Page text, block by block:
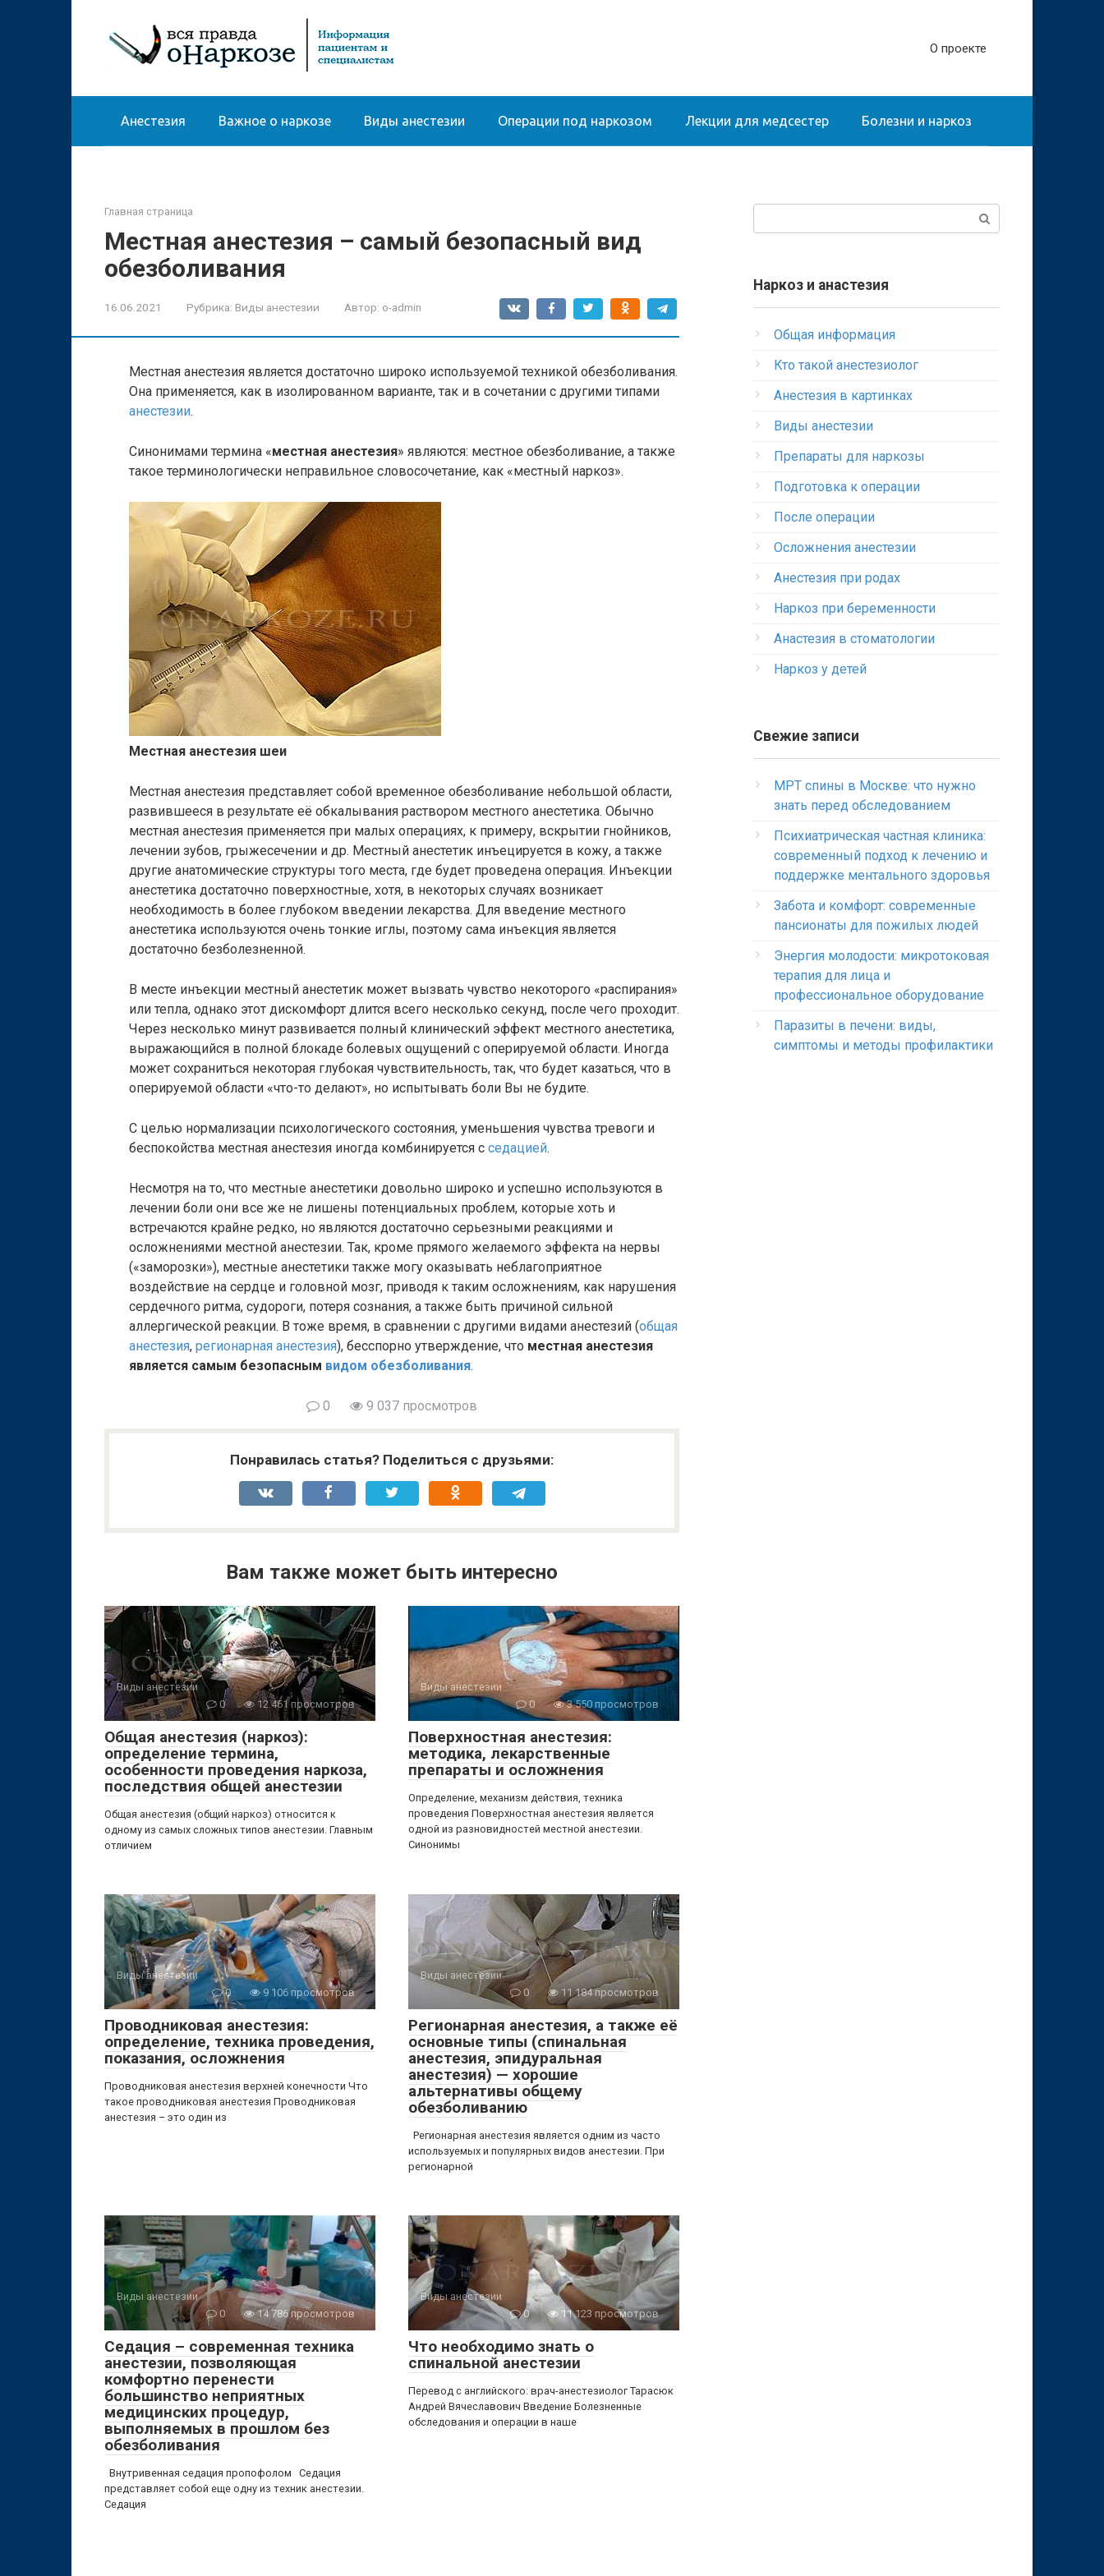
О проекте
Анестезия Важное о наркозе Виды анестезии Операции под наркозом Лекции для медсестер Болезни и наркоз
Главная страница
Местная анестезия – самый безопасный вид
обезболивания
16.06.2021 Рубрика: Виды анестезии Автор: o-admin
Местная анестезия является достаточно широко используемой техникой обезболивания.
Она применяется, как в изолированном варианте, так и в сочетании с другими типами
анестезии.
Синонимами термина «местная анестезия» являются: местное обезболивание, а также
такое терминологически неправильное словосочетание, как «местный наркоз».
Местная анестезия шеи
Местная анестезия представляет собой временное обезболивание небольшой области,
развившееся в результате её обкалывания раствором местного анестетика. Обычно
местная анестезия применяется при малых операциях, к примеру, вскрытии гнойников,
лечении зубов, грыжесечении и др. Местный анестетик инъецируется в кожу, а также
другие анатомические структуры того места, где будет проведена операция. Инъекции
анестетика достаточно поверхностные, хотя, в некоторых случаях возникает
необходимость в более глубоком введении лекарства. Для введение местного
анестетика используются очень тонкие иглы, поэтому сама инъекция является
достаточно безболезненной.
В месте инъекции местный анестетик может вызвать чувство некоторого «распирания»
или тепла, однако этот дискомфорт длится всего несколько секунд, после чего проходит.
Через несколько минут развивается полный клинический эффект местного анестетика,
выражающийся в полной блокаде болевых ощущений с оперируемой области. Иногда
может сохраниться некоторая глубокая чувствительность, так, что будет казаться, что в
оперируемой области «что-то делают», но испытывать боли Вы не будите.
С целью нормализации психологического состояния, уменьшения чувства тревоги и
беспокойства местная анестезия иногда комбинируется с седацией.
Несмотря на то, что местные анестетики довольно широко и успешно используются в
лечении боли они все же не лишены потенциальных проблем, которые хоть и
встречаются крайне редко, но являются достаточно серьезными реакциями и
осложнениями местной анестезии. Так, кроме прямого желаемого эффекта на нервы
(«заморозки»), местные анестетики также могу оказывать неблагоприятное
воздействие на сердце и головной мозг, приводя к таким осложнениям, как нарушения
сердечного ритма, судороги, потеря сознания, а также быть причиной сильной
аллергической реакции. В тоже время, в сравнении с другими видами анестезий (общая
анестезия, регионарная анестезия), бесспорно утверждение, что местная анестезия
является самым безопасным видом обезболивания.
0 9 037 просмотров
Понравилась статья? Поделиться с друзьями:
Вам также может быть интересно
Виды анестезии
0
12 461 просмотров
Общая анестезия (наркоз):
определение термина,
особенности проведения наркоза,
последствия общей анестезии
Общая анестезия (общий наркоз) относится к
одному из самых сложных типов анестезии. Главным
отличием
Виды анестезии
0
3 550 просмотров
Поверхностная анестезия:
методика, лекарственные
препараты и осложнения
Определение, механизм действия, техника
проведения Поверхностная анестезия является
одной из разновидностей местной анестезии.
Синонимы
Виды анестезии
0
9 106 просмотров
Проводниковая анестезия:
определение, техника проведения,
показания, осложнения
Проводниковая анестезия верхней конечности Что
такое проводниковая анестезия Проводниковая
анестезия – это один из
Виды анестезии
0
11 184 просмотров
Регионарная анестезия, а также её
основные типы (спинальная
анестезия, эпидуральная
анестезия) — хорошие
альтернативы общему
обезболиванию
Регионарная анестезия является одним из часто
используемых и популярных видов анестезии. При
регионарной
Виды анестезии
0
14 786 просмотров
Седация – современная техника
анестезии, позволяющая
комфортно перенести
большинство неприятных
медицинских процедур,
выполняемых в прошлом без
обезболивания
Внутривенная седация пропофолом Седация
представляет собой еще одну из техник анестезии.
Седация
Виды анестезии
0
11 123 просмотров
Что необходимо знать о
спинальной анестезии
Перевод с английского: врач-анестезиолог Тарасюк
Андрей Вячеславович Введение Болезненные
обследования и операции в наше
Наркоз и анастезия
Общая информация
Кто такой анестезиолог
Анестезия в картинках
Виды анестезии
Препараты для наркозы
Подготовка к операции
После операции
Осложнения анестезии
Анестезия при родах
Наркоз при беременности
Анастезия в стоматологии
Наркоз у детей
Свежие записи
МРТ спины в Москве: что нужно
знать перед обследованием
Психиатрическая частная клиника:
современный подход к лечению и
поддержке ментального здоровья
Забота и комфорт: современные
пансионаты для пожилых людей
Энергия молодости: микротоковая
терапия для лица и
профессиональное оборудование
Паразиты в печени: виды,
симптомы и методы профилактики